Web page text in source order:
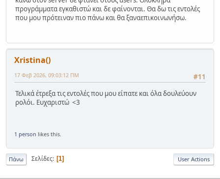
προγράμματα εγκαθιστώ και δε φαίνονται. Θα δω τις εντολές
που μου πρότειναν πιο πάνω και θα ξαναεπικοινωνήσω.
Xristina()
#11
17 Φεβ 2026, 09:03:12 ΠΜ
Τελικά έτρεξα τις εντολές που μου είπατε και όλα δουλεύουν
ρολόι. Ευχαριστώ <3
1 person likes this.
Πάνω Σελίδες 1 User Actions